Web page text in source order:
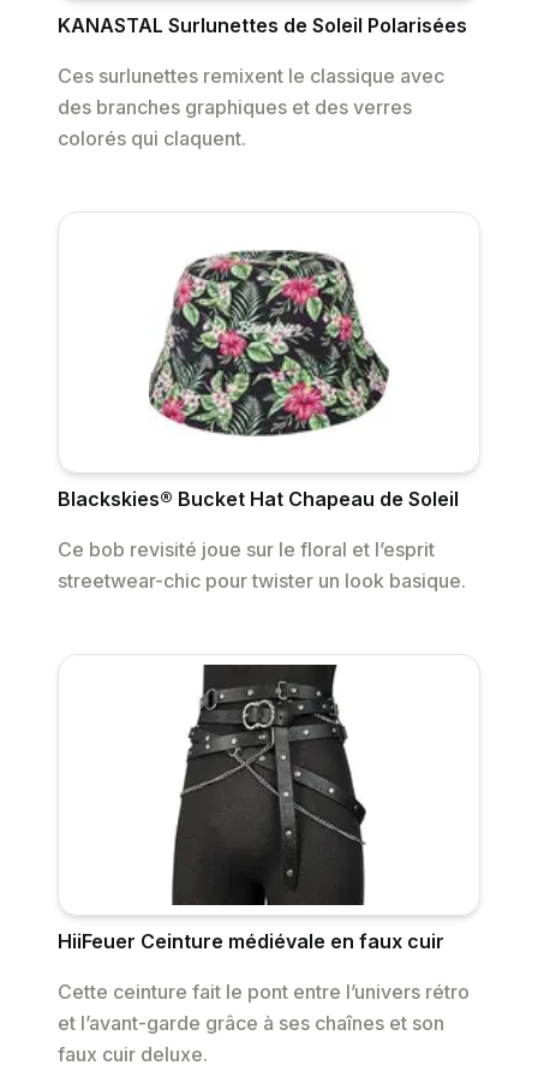
KANASTAL Surlunettes de Soleil Polarisées
Ces surlunettes remixent le classique avec
des branches graphiques et des verres
colorés qui claquent.
Blackskies® Bucket Hat Chapeau de Soleil
Ce bob revisité joue sur le floral et l’esprit
streetwear-chic pour twister un look basique.
HiiFeuer Ceinture médiévale en faux cuir
Cette ceinture fait le pont entre l’univers rétro
et l’avant-garde grâce à ses chaînes et son
faux cuir deluxe.